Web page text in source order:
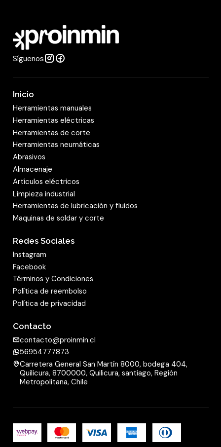
d
Síguenos
Inicio
Herramientas manuales
Herramientas eléctricas
Herramientas de corte
Herramientas neumáticas
Abrasivos
Almacenaje
Artículos eléctricos
Limpieza industrial
Herramientas de lubricación y fluidos
Maquinas de soldar y corte
Redes Sociales
Instagram
Facebook
Términos y Condiciones
Política de reembolso
Política de privacidad
Contacto
contacto@proinmin.cl
56954777873
Carretera General San Martín 8000, bodega 404,
Quilicura, 8700000, Quilicura, santiago, Región
Metropolitana, Chile